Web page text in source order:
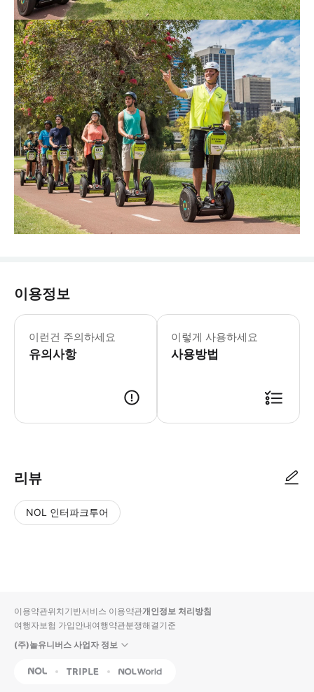
이용정보
이런건 주의하세요
유의사항
- 복장 안내: * 발이 덮이는 신발과 편
이렇게 사용하세요
사용방법
리뷰
NOL 인터파크투어
입니
다.
순
상
이용약관위치기반서비스 이용약관개인정보 처리방침
여행자보험 가입안내여행약관분쟁해결기준
(주)놀유니버스 사업자 정보
NOL Triple Interpark Global